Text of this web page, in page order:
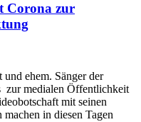
Corona zur
ehem. Sänger der
zur medialen Öffentlichkeit
mit seinen
in diesen Tagen